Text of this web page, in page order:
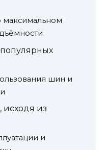
шин и
исходя из
и